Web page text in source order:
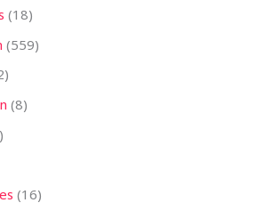
18
559
8
16